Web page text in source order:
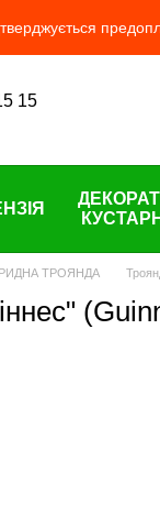
15
ТРОЯНДА